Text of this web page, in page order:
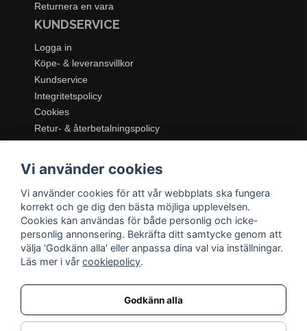
Returnera en vara
KUNDSERVICE
Logga in
Köpe- & leveransvillkor
Kundservice
Integritetspolicy
Cookies
Retur- & återbetalningspolicy
Dukning & Servering
Kök & Matlagning
Belysning
Textil & Mattor
Möbler
Vi använder cookies
Vi använder cookies för att vår webbplats ska fungera
korrekt och ge dig den bästa möjliga upplevelsen.
Cookies kan användas för både personlig och icke-
personlig annonsering. Bekräfta ditt samtycke genom att
välja 'Godkänn alla' eller anpassa dina val via inställningar.
Läs mer i vår cookiepolicy.
Godkänn alla